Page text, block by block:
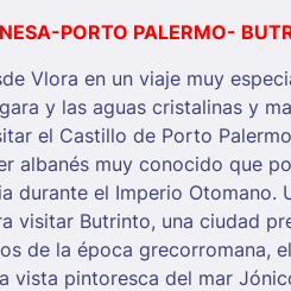
PORTO PALERMO-
Vlora en un viaje muy
y las aguas cristalinas y
el Castillo de Porto
albanés muy conocido que
durante el Imperio Otomano.
visitar Butrinto, una ciudad
de la época grecorromana,
vista pintoresca del mar